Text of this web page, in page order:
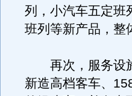
列，小汽车五定班
班列等新产品，整
再次，服务设施
新造高档客车、